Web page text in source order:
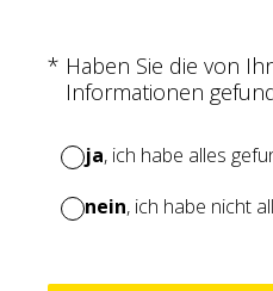
* Haben Sie die von
Informationen
(Erforderlich.)
ja, ich habe alles
nein, ich habe nicht